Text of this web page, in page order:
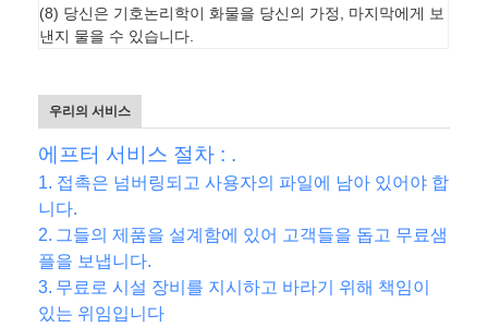
(8) 당신은 기호논리학이 화물을 당신의 가정, 마지막에게 보
낸지 물을 수 있습니다.
우리의 서비스
에프터 서비스 절차 : .
1. 접촉은 넘버링되고 사용자의 파일에 남아 있어야 합
니다.
2. 그들의 제품을 설계함에 있어 고객들을 돕고 무료샘
플을 보냅니다.
3. 무료로 시설 장비를 지시하고 바라기 위해 책임이
있는 위임입니다